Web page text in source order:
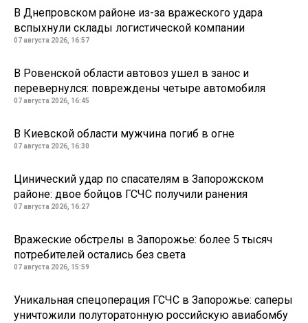
В Днепровском районе из-за вражеского удара
вспыхнули склады логистической компании
07 августа 2026, 16:57
В Ровенской области автовоз ушел в занос и
перевернулся: повреждены четыре автомобиля
07 августа 2026, 16:45
В Киевской области мужчина погиб в огне
07 августа 2026, 16:30
Цинический удар по спасателям в Запорожском
районе: двое бойцов ГСЧС получили ранения
07 августа 2026, 16:27
Вражеские обстрелы в Запорожье: более 5 тысяч
потребителей остались без света
07 августа 2026, 15:59
Уникальная спецоперация ГСЧС в Запорожье: саперы
уничтожили полуторатонную российскую авиабомбу